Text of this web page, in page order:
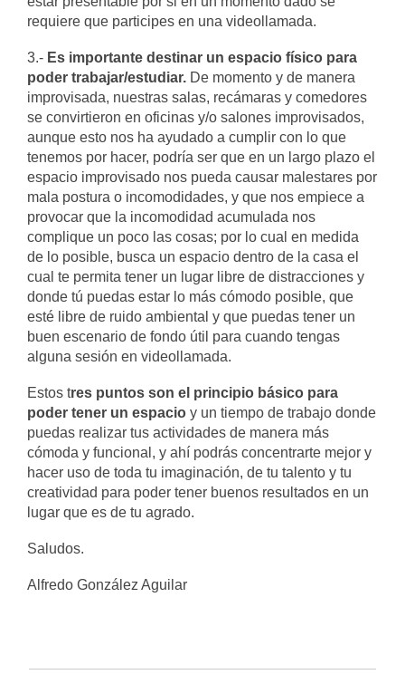
requiere que participes en una videollamada.
3.- Es importante destinar un espacio físico para
poder trabajar/estudiar. De momento y de manera
improvisada, nuestras salas, recámaras y comedores
se convirtieron en oficinas y/o salones improvisados,
aunque esto nos ha ayudado a cumplir con lo que
tenemos por hacer, podría ser que en un largo plazo el
espacio improvisado nos pueda causar malestares por
mala postura o incomodidades, y que nos empiece a
provocar que la incomodidad acumulada nos
complique un poco las cosas; por lo cual en medida
de lo posible, busca un espacio dentro de la casa el
cual te permita tener un lugar libre de distracciones y
donde tú puedas estar lo más cómodo posible, que
esté libre de ruido ambiental y que puedas tener un
buen escenario de fondo útil para cuando tengas
alguna sesión en videollamada.
Estos tres puntos son el principio básico para
poder tener un espacio y un tiempo de trabajo donde
puedas realizar tus actividades de manera más
cómoda y funcional, y ahí podrás concentrarte mejor y
hacer uso de toda tu imaginación, de tu talento y tu
creatividad para poder tener buenos resultados en un
lugar que es de tu agrado.
Saludos.
Alfredo González Aguilar